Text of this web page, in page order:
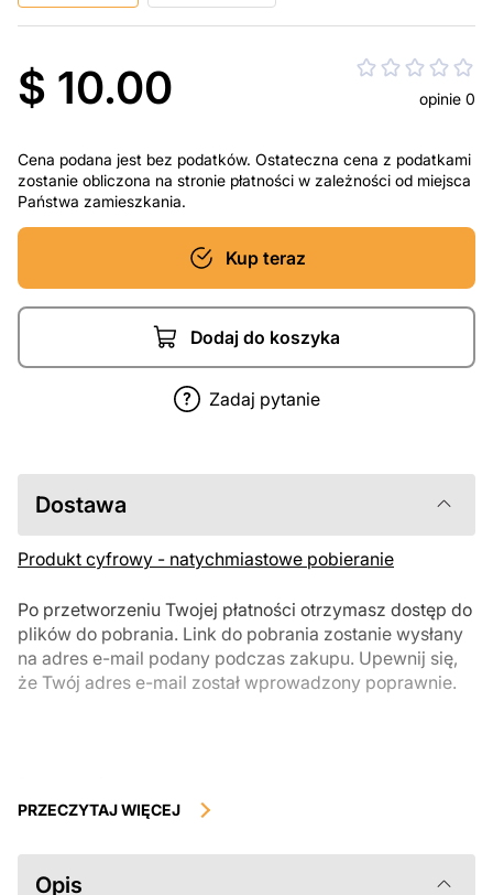
$ 10.00 opinie 0
Cena podana jest bez podatków. Ostateczna cena z podatkami
zostanie obliczona na stronie płatności w zależności od miejsca
Państwa zamieszkania.
Kup teraz
Dodaj do koszyka
Zadaj pytanie
Dostawa
Produkt cyfrowy - natychmiastowe pobieranie
Po przetworzeniu Twojej płatności otrzymasz dostęp do
plików do pobrania. Link do pobrania zostanie wysłany
na adres e-mail podany podczas zakupu. Upewnij się,
że Twój adres e-mail został wprowadzony poprawnie.
podlegają zwrotowi ani wymianie po ich pobraniu. Zalecamy
przed zakupem. Jeśli masz jakiekolwiek problemy z zamówieniem,
skontaktuj się bezpośrednio ze sprzedawcą.
PRZECZYTAJ WIĘCEJ
Opis